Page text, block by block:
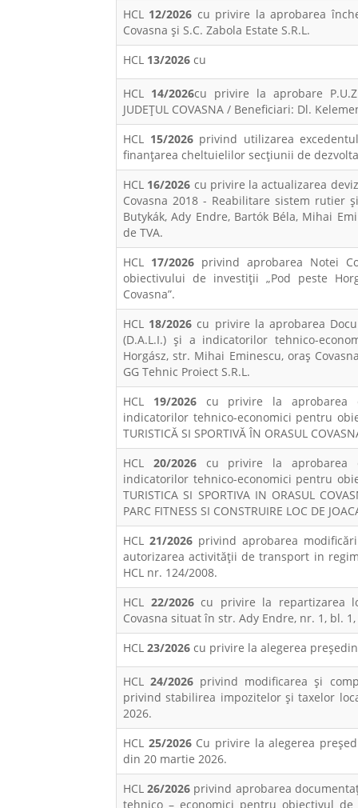
HCL 12/2026 cu privire la aprobarea
Covasna și S.C. Zabola Estate S.R.L.
HCL 13/2026 cu
HCL 14/2026cu privire la aprobare P.U.Z.
JUDEȚUL COVASNA / Beneficiari: Dl.
HCL 15/2026privind utilizarea
finanțarea cheltuielilor secțiunii de
HCL 16/2026 cu privire la actualizarea
Covasna 2018 - Reabilitare sistem rutier
Butykák, Ady Endre, Bartók Béla, Mihai
de TVA.
HCL 17/2026privind aprobarea Notei
obiectivului de investiții „Pod peste
Covasna”.
HCL 18/2026 cu privire la aprobarea
(D.A.L.I.) și a indicatorilor tehnico-
Horgász, str. Mihai Eminescu, oraș
GG Tehnic Proiect S.R.L.
HCL 19/2026cu privire la aprobarea
indicatorilor tehnico-economici pentru
TURISTICĂ SI SPORTIVĂ ÎN ORASUL
HCL 20/2026cu privire la aprobarea
indicatorilor tehnico-economici pentru
TURISTICA SI SPORTIVA IN ORASUL
PARC FITNESS SI CONSTRUIRE LOC DE
HCL 21/2026privind aprobarea
autorizarea activității de transport in
HCL nr. 124/2008.
HCL 22/2026cu privire la repartizarea
Covasna situat în str. Ady Endre, nr. 1, bl.
HCL 23/2026 cu privire la alegerea
HCL24/2026 privind modificarea și
privind stabilirea impozitelor și taxelor
2026.
HCL 25/2026Cu privire la alegerea
din 20 martie 2026.
HCL26/2026 privind aprobarea
tehnico – economici pentru obiectivul